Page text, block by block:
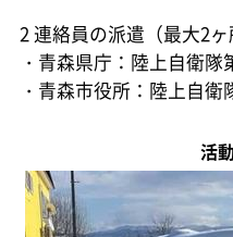
2 連絡員の派遣（最大2ヶ
・青森県庁：陸上自衛
・青森市役所：陸上自
活